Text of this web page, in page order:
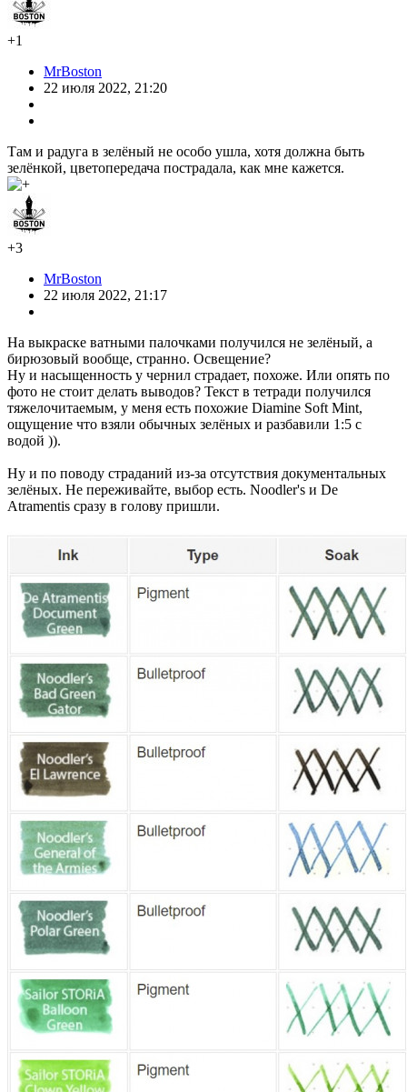
+1
MrBoston
22 июля 2022, 21:20
Там и радуга в зелёный не особо ушла, хотя должна быть
зелёнкой, цветопередача пострадала, как мне кажется.
+3
MrBoston
22 июля 2022, 21:17
На выкраске ватными палочками получился не зелёный, а
бирюзовый вообще, странно. Освещение?
Ну и насыщенность у чернил страдает, похоже. Или опять по
фото не стоит делать выводов? Текст в тетради получился
тяжелочитаемым, у меня есть похожие Diamine Soft Mint,
ощущение что взяли обычных зелёных и разбавили 1:5 с
водой )).
Ну и по поводу страданий из-за отсутствия документальных
зелёных. Не переживайте, выбор есть. Noodler's и De
Atramentis сразу в голову пришли.